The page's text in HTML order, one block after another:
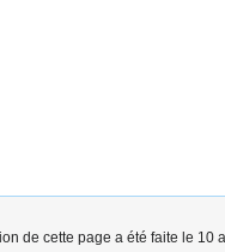
de cette page a été faite le 10